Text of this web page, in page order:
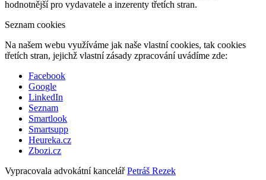
hodnotnější pro vydavatele a inzerenty třetích stran.
Seznam cookies
Na našem webu využíváme jak naše vlastní cookies, tak cookies
třetích stran, jejichž vlastní zásady zpracování uvádíme zde:
Facebook
Google
LinkedIn
Seznam
Smartlook
Smartsupp
Heureka.cz
Zbozi.cz
Vypracovala advokátní kancelářPetráš Rezek